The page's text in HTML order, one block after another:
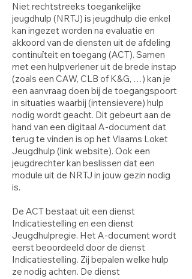
Niet rechtstreeks toegankelijke
jeugdhulp (NRTJ) is jeugdhulp die enkel
kan ingezet worden na evaluatie en
akkoord van de diensten uit de afdeling
continuïteit en toegang (ACT). Samen
met een hulpverlener uit de brede instap
(zoals een CAW, CLB of K&G, …) kan je
een aanvraag doen bij de toegangspoort
in situaties waarbij (intensievere) hulp
nodig wordt geacht. Dit gebeurt aan de
hand van een digitaal A-document dat
terug te vinden is op het Vlaams Loket
Jeugdhulp (link website). Ook een
jeugdrechter kan beslissen dat een
module uit de NRTJ in jouw gezin nodig
is.
De ACT bestaat uit een dienst
Indicatiestelling en een dienst
Jeugdhulpregie. Het A-document wordt
eerst beoordeeld door de dienst
Indicatiestelling. Zij bepalen welke hulp
ze nodig achten. De dienst